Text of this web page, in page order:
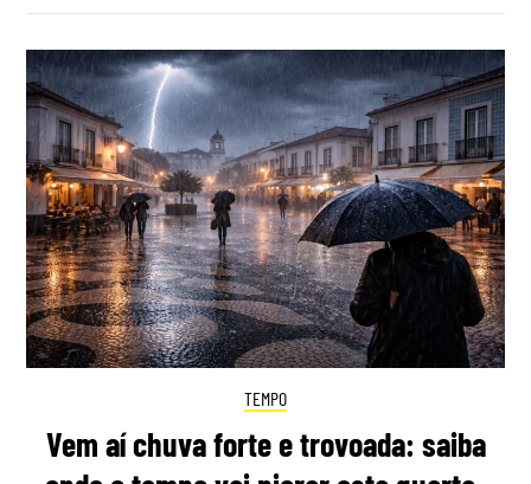
TEMPO
Vem aí chuva forte e trovoada: saiba